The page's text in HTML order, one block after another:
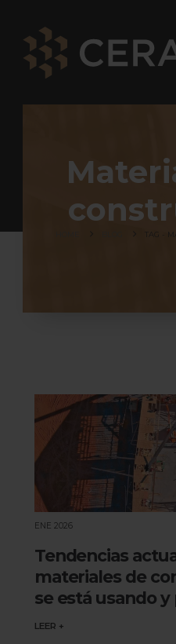
TAG -
ENE 2026
Tendencias
materiales de
se está usando
LEER +